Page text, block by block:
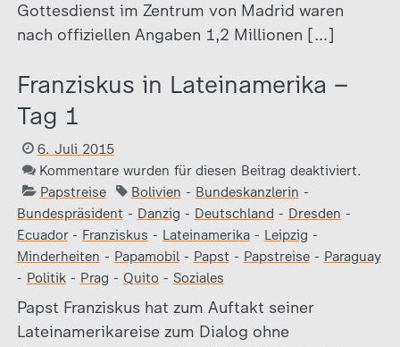
Gottesdienst im Zentrum von Madrid waren
nach offiziellen Angaben 1,2 Millionen […]
Franziskus in Lateinamerika –
Tag 1
6. Juli 2015
Kommentare wurden für diesen Beitrag deaktiviert.
Papstreise
Bolivien - Bundeskanzlerin -
Bundespräsident - Danzig - Deutschland - Dresden -
Ecuador- Franziskus - Lateinamerika- Leipzig -
Minderheiten - Papamobil- Papst - Papstreise- Paraguay
- Politik- Prag - Quito - Soziales
Papst Franziskus hat zum Auftakt seiner
Lateinamerikareise zum Dialog ohne